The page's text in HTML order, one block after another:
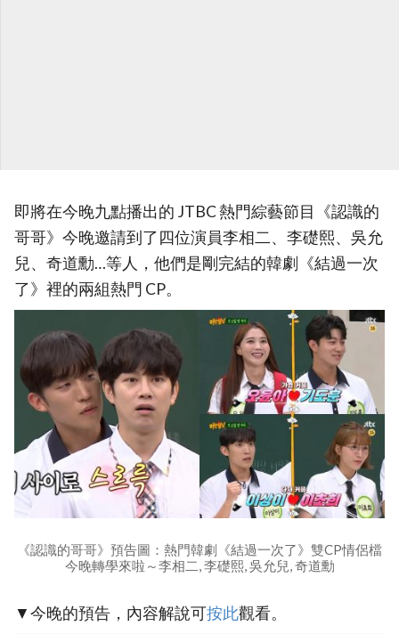
即將在今晚九點播出的 JTBC 熱門綜藝節目《認識的
哥哥》今晚邀請到了四位演員李相二、李礎熙、吳允
兒、奇道勳…等人，他們是剛完結的韓劇《結過一次
了》裡的兩組熱門 CP。
《認識的哥哥》預告圖：熱門韓劇《結過一次了》雙CP情侶檔
今晚轉學來啦～李相二, 李礎熙, 吳允兒, 奇道勳
▼今晚的預告，內容解說可按此觀看。